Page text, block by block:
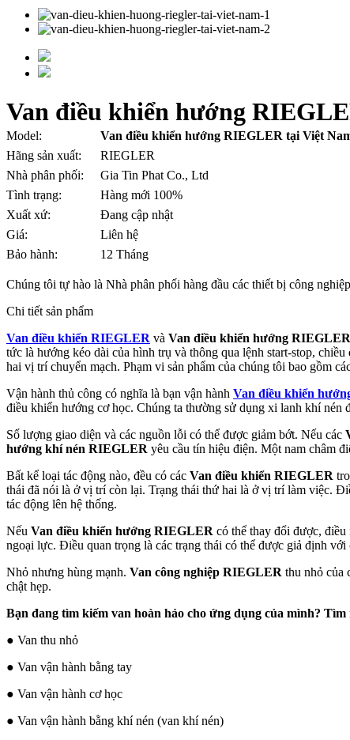
Van điều khiển hướng
Model:
Van điều khiển hướng RIEGLER tại Việt
Hãng sản xuất:
RIEGLER
Nhà phân phối:
Gia Tin Phat Co., Ltd
Tình trạng:
Hàng mới 100%
Xuất xứ:
Đang cập nhật
Giá:
Liên hệ
Bảo hành:
12 Tháng
Chúng tôi tự hào là Nhà phân phối hàng đầu các thiết bị công
Chi tiết sản phẩm
Van điều khiển RIEGLER và Van điều khiển hướng RIEGLER
tức là hướng kéo dài của hình trụ và thông qua lệnh start-stop,
hai vị trí chuyển mạch. Phạm vi sản phẩm của chúng tôi bao gồm
Vận hành thủ công có nghĩa là bạn vận hành Van điều khiển
điều khiển hướng cơ học. Chúng ta thường sử dụng xi lanh khí nén
Số lượng giao diện và các nguồn lỗi có thể được giảm bớt. Nếu các
hướng khí nén RIEGLER yêu cầu tín hiệu điện. Một nam châm
Bất kể loại tác động nào, đều có các Van điều khiển RIEGLER
thái đã nói là ở vị trí còn lại. Trạng thái thứ hai là ở vị trí làm việc.
tác động lên hệ thống.
Nếu Van điều khiển hướng RIEGLER có thể thay đổi được, điều
ngoại lực. Điều quan trọng là các trạng thái có thể được giả định với
Nhỏ nhưng hùng mạnh. Van công nghiệp RIEGLER thu nhỏ của
chật hẹp.
Bạn đang tìm kiếm van hoàn hảo cho ứng dụng của mình?
● Van thu nhỏ
● Van vận hành bằng tay
● Van vận hành cơ học
● Van vận hành bằng khí nén (van khí nén)